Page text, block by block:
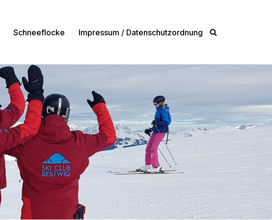
Schneeflocke Impressum / Datenschutzordnung